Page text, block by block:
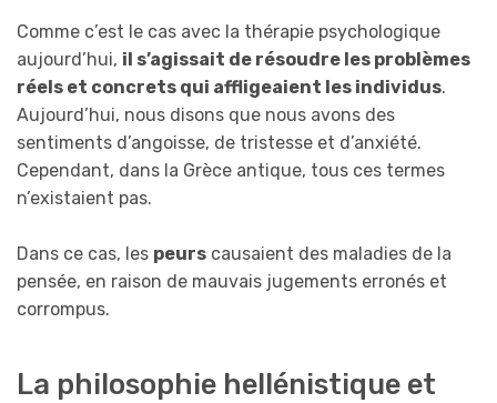
Comme c’est le cas avec la thérapie psychologique
aujourd’hui, il s’agissait de résoudre les problèmes
réels et concrets qui affligeaient les individus.
Aujourd’hui, nous disons que nous avons des
sentiments d’angoisse, de tristesse et d’anxiété.
Cependant, dans la Grèce antique, tous ces termes
n’existaient pas.
Dans ce cas, les peurs causaient des maladies de la
pensée, en raison de mauvais jugements erronés et
corrompus.
La philosophie hellénistique et